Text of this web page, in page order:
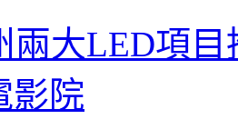
兩大LED項
影院